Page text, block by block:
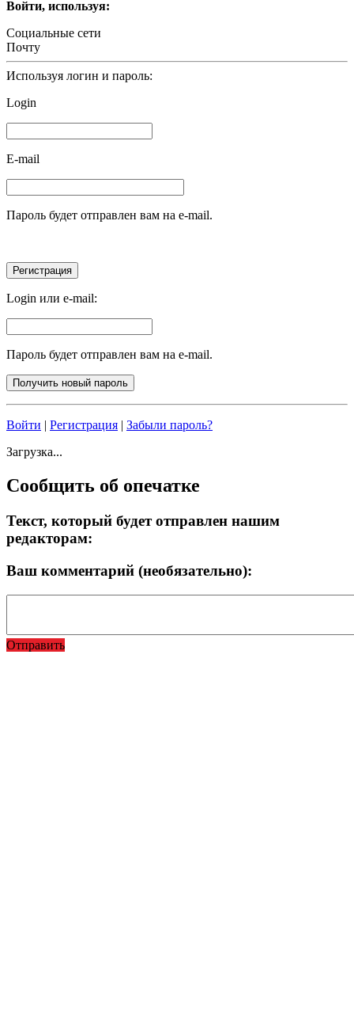
Войти, используя:
Социальные сети
Почту
Используя логин и пароль:
Login
E-mail
Пароль будет отправлен вам на e-mail.
Login или e-mail:
Пароль будет отправлен вам на e-mail.
Войти Регистрация
Забыли пароль?
Загрузка...
Сообщить об опечатке
Текст, который будет отправлен нашим
редакторам:
Ваш комментарий (необязательно):
Отправить